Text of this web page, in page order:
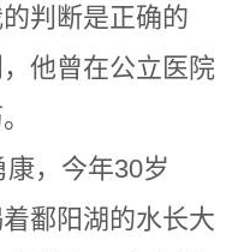
判断是正确的
他曾在公立医院
，今年30岁
鄱阳湖的水长大